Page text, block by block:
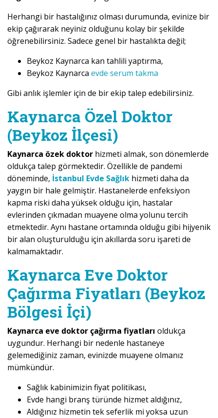
Herhangi bir hastalığınız olması durumunda, evinize bir
ekip çağırarak neyiniz olduğunu kolay bir şekilde
öğrenebilirsiniz. Sadece genel bir hastalıkta değil;
Beykoz Kaynarca kan tahlili yaptırma,
Beykoz Kaynarca evde serum takma
Gibi anlık işlemler için de bir ekip talep edebilirsiniz.
Kaynarca Özel Doktor
(Beykoz İlçesi)
Kaynarca özek doktor hizmeti almak, son dönemlerde
oldukça talep görmektedir. Özellikle de pandemi
döneminde, İstanbul Evde Sağlık hizmeti daha da
yaygın bir hale gelmiştir. Hastanelerde enfeksiyon
kapma riski daha yüksek olduğu için, hastalar
evlerinden çıkmadan muayene olma yolunu tercih
etmektedir. Aynı hastane ortamında olduğu gibi hijyenik
bir alan oluşturulduğu için akıllarda soru işareti de
kalmamaktadır.
Kaynarca Eve Doktor
Çağırma Fiyatları (Beykoz
Bölgesi İçi)
Kaynarca eve doktor çağırma fiyatları oldukça
uygundur. Herhangi bir nedenle hastaneye
gelemediğiniz zaman, evinizde muayene olmanız
mümkündür.
Sağlık kabinimizin fiyat politikası,
Evde hangi branş türünde hizmet aldığınız,
Aldığınız hizmetin tek seferlik mi yoksa uzun